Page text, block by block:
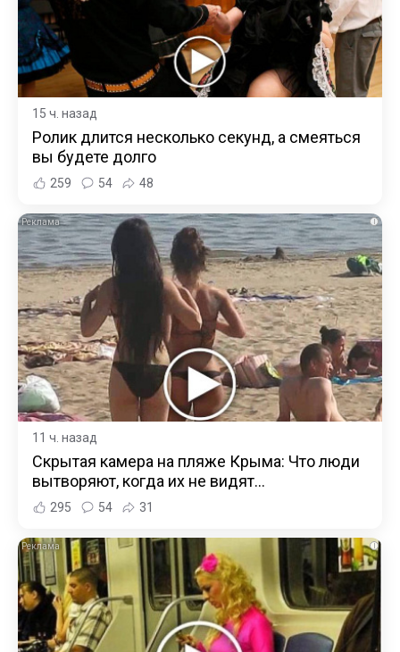
15 ч. назад
Ролик длится несколько секунд, а смеяться
вы будете долго
259 54 48
i
11 ч. назад
Скрытая камера на пляже Крыма: Что люди
вытворяют, когда их не видят...
295 54 31
i